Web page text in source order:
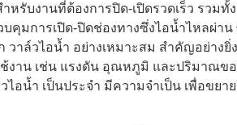
บงานที่ต้องการปิด-เปิดรวดเร็ว รวมทั้
คุมการเปิด-ปิดช่องทางซึ่งไอน้ำไหลผ่
าล์วไอน้ำ อย่างเหมาะสม สำคัญอย่าง
งาน เช่น แรงดัน อุณหภูมิ และปริมาณข
น้ำ เป็นประจำ มีความจำเป็น เพื่อขยา